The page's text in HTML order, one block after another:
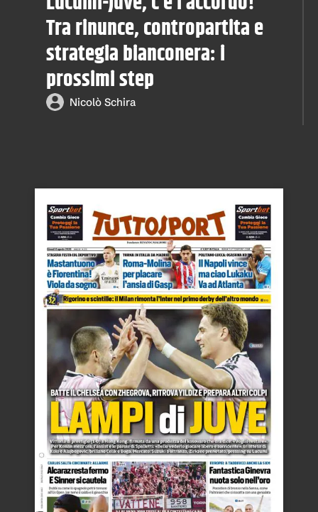
Tra rinunce, contropartita e
strategia bianconera: i
prossimi step
Nicolò Schira